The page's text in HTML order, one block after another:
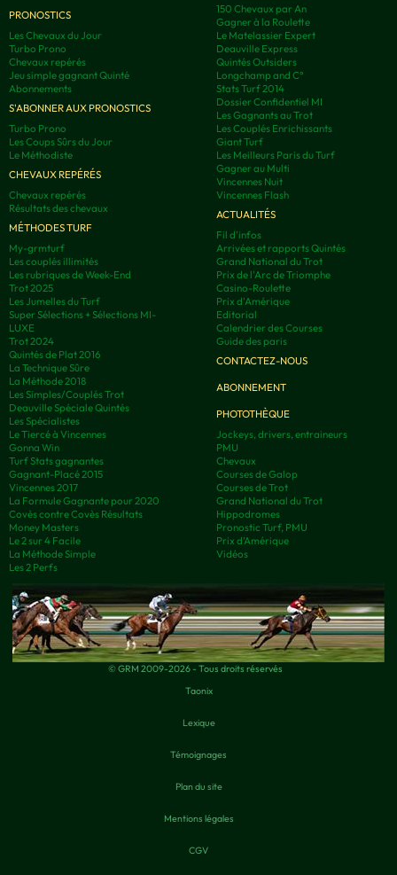
PRONOSTICS
Les Chevaux du Jour
Turbo Prono
Chevaux repérés
Jeu simple gagnant Quinté
Abonnements
S'ABONNER AUX PRONOSTICS
Turbo Prono
Les Coups Sûrs du Jour
Le Méthodiste
CHEVAUX REPÉRÉS
Chevaux repérés
Résultats des chevaux
MÉTHODES TURF
My-grmturf
Les couplés illimités
Les rubriques de Week-End
Trot 2025
Les Jumelles du Turf
Super Sélections + Sélections MI-
LUXE
Trot 2024
Quintés de Plat 2016
La Technique Sûre
La Méthode 2018
Les Simples/Couplés Trot
Deauville Spéciale Quintés
Les Spécialistes
Le Tiercé à Vincennes
Gonna Win
Turf Stats gagnantes
Gagnant-Placé 2015
Vincennes 2017
La Formule Gagnante pour 2020
Covès contre Covès Résultats
Money Masters
Le 2 sur 4 Facile
La Méthode Simple
Les 2 Perfs
150 Chevaux par An
Gagner à la Roulette
Le Matelassier Expert
Deauville Express
Quintés Outsiders
Longchamp and C°
Stats Turf 2014
Dossier Confidentiel MI
Les Gagnants au Trot
Les Couplés Enrichissants
Giant Turf
Les Meilleurs Paris du Turf
Gagner au Multi
Vincennes Nuit
Vincennes Flash
ACTUALITÉS
Fil d'infos
Arrivées et rapports Quintés
Grand National du Trot
Prix de l'Arc de Triomphe
Casino-Roulette
Prix d'Amérique
Editorial
Calendrier des Courses
Guide des paris
CONTACTEZ-NOUS
ABONNEMENT
PHOTOTHÈQUE
Jockeys, drivers, entraineurs
PMU
Chevaux
Courses de Galop
Courses de Trot
Grand National du Trot
Hippodromes
Pronostic Turf, PMU
Prix d’Amérique
Vidéos
© GRM 2009-2026 - Tous droits réservés
Taonix
Lexique
Témoignages
Plan du site
Mentions légales
CGV